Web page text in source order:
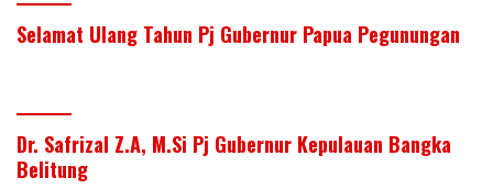
Selamat Ulang Tahun Pj Gubernur Papua Pegunungan
Dr. Safrizal Z.A, M.Si Pj Gubernur Kepulauan Bangka
Belitung